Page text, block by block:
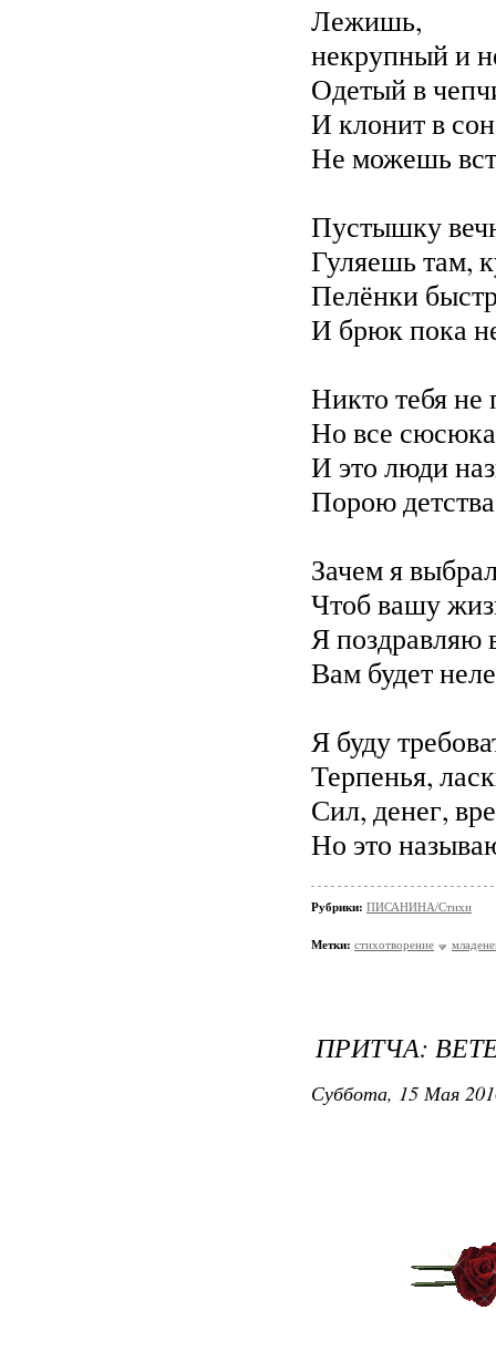
Лежишь,
некрупный и
Одетый в
И клонит в
Не можешь
Пустышку
Гуляешь там,
Пелёнки
И брюк пока
Никто тебя
Но все
И это люди
Порою
Зачем я
Чтоб вашу
Я поздравляю
Вам будет
Я буду
Терпенья,
Сил, денег,
Но это
Рубрики: ПИСАНИНА/Стихи
Метки: стихотворение
ПРИТЧА:
Суббота, 15 Мая